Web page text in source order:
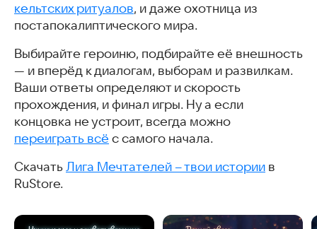
кельтских ритуалов, и даже охотница из
постапокалиптического мира.
Выбирайте героиню, подбирайте её внешность
— и вперёд к диалогам, выборам и развилкам.
Ваши ответы определяют и скорость
прохождения, и финал игры. Ну а если
концовка не устроит, всегда можно
переиграть всё с самого начала.
Скачать Лига Мечтателей – твои истории в
RuStore.